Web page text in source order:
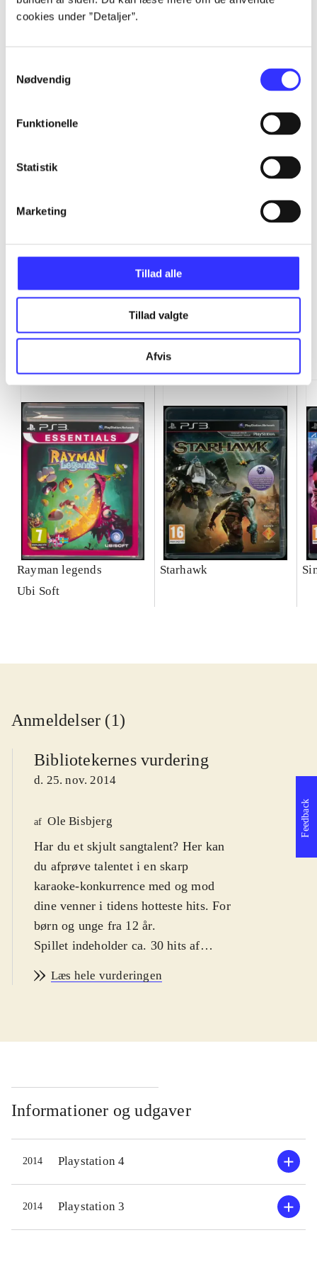
cookies under ”Detaljer”.
Nødvendig
Funktionelle
Statistik
Marketing
Tillad alle
Tillad valgte
Afvis
Alle registrerede artikler fordelt på udgivelser
Minder om
Rayman legends
Ubi Soft
Starhawk
Anmeldelser (1)
Bibliotekernes vurdering
d. 25. nov. 2014
af Ole Bisbjerg
Har du et skjult sangtalent? Her kan
du afprøve talentet i en skarp
karaoke-konkurrence med og mod
dine venner i tidens hotteste hits. For
børn og unge fra 12 år.
Spillet indeholder ca. 30 hits af
One Direction, Selena Gomez, Lionel
kan man købe flere sange, og
udgivelser i serien anvendes. Man
interagerer med spillet via mikrofon
(trådløs eller kabel) eller via en app
på smartphonen. Gameplay er det
kendte og velafprøvede. Sangeren
skal forsøge at ramme melodien i
sangen bedst muligt på baggrund af
Læs hele vurderingen
Informationer og udgaver
2014 Playstation 4
2014 Playstation 3
Feedback